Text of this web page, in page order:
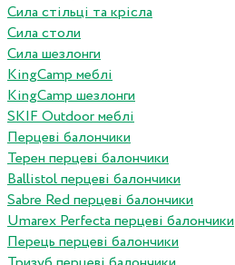
Сила стільці та крісла
Сила столи
Сила шезлонги
KingCamp меблі
KingCamp шезлонги
SKIF Outdoor меблі
Перцеві балончики
Терен перцеві балончики
Ballistol перцеві балончики
Sabre Red перцеві балончики
Umarex Perfecta перцеві балончики
Перець перцеві балончики